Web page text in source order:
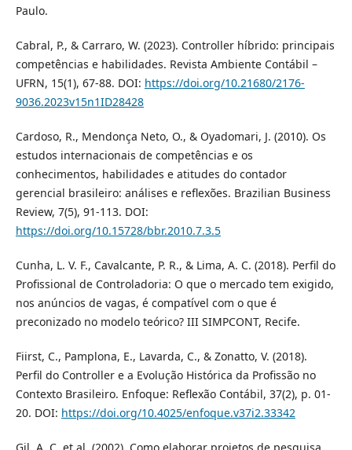
Paulo.
Cabral, P., & Carraro, W. (2023). Controller híbrido: principais
competências e habilidades. Revista Ambiente Contábil –
UFRN, 15(1), 67-88. DOI: https://doi.org/10.21680/2176-
9036.2023v15n1ID28428
Cardoso, R., Mendonça Neto, O., & Oyadomari, J. (2010). Os
estudos internacionais de competências e os
conhecimentos, habilidades e atitudes do contador
gerencial brasileiro: análises e reflexões. Brazilian Business
Review, 7(5), 91-113. DOI:
https://doi.org/10.15728/bbr.2010.7.3.5
Cunha, L. V. F., Cavalcante, P. R., & Lima, A. C. (2018). Perfil do
Profissional de Controladoria: O que o mercado tem exigido,
nos anúncios de vagas, é compatível com o que é
preconizado no modelo teórico? III SIMPCONT, Recife.
Fiirst, C., Pamplona, E., Lavarda, C., & Zonatto, V. (2018).
Perfil do Controller e a Evolução Histórica da Profissão no
Contexto Brasileiro. Enfoque: Reflexão Contábil, 37(2), p. 01-
20. DOI: https://doi.org/10.4025/enfoque.v37i2.33342